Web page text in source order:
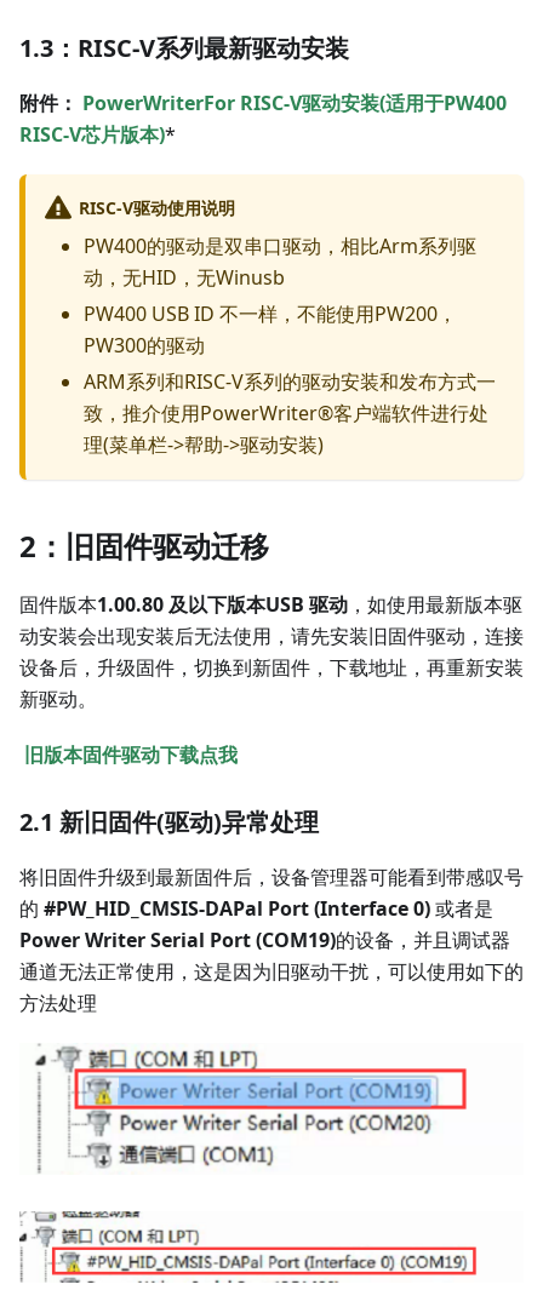
1.3：RISC-V系列最新驱动安装
附件： PowerWriterFor RISC-V驱动安装(适用于PW400
RISC-V芯片版本)*
RISC-V驱动使用说明
PW400的驱动是双串口驱动，相比Arm系列驱
动，无HID，无Winusb
PW400 USB ID 不一样，不能使用PW200，
PW300的驱动
ARM系列和RISC-V系列的驱动安装和发布方式一
致，推介使用PowerWriter®客户端软件进行处
理(菜单栏->帮助->驱动安装)
2：旧固件驱动迁移
固件版本1.00.80 及以下版本USB 驱动 ，如使用最新版本驱
动安装会出现安装后无法使用，请先安装旧固件驱动，连接
设备后，升级固件，切换到新固件，下载地址，再重新安装
新驱动。
旧版本固件驱动下载点我
2.1 新旧固件(驱动)异常处理
将旧固件升级到最新固件后，设备管理器可能看到带感叹号
的 #PW_HID_CMSIS-DAPal Port (Interface 0)或者是
Power Writer Serial Port (COM19)的设备，并且调试器
通道无法正常使用，这是因为旧驱动干扰，可以使用如下的
方法处理